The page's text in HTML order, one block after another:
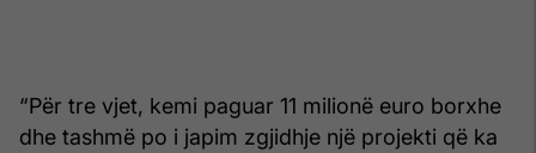
“Për tre vjet, kemi paguar 11 milionë euro borxhe
dhe tashmë po i japim zgjidhje një projekti që ka